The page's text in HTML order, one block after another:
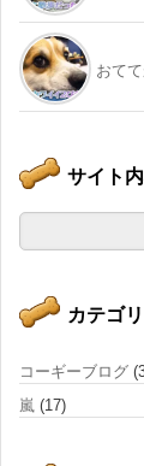
おて
サイト
カテゴ
コーギーブログ
嵐 (17)